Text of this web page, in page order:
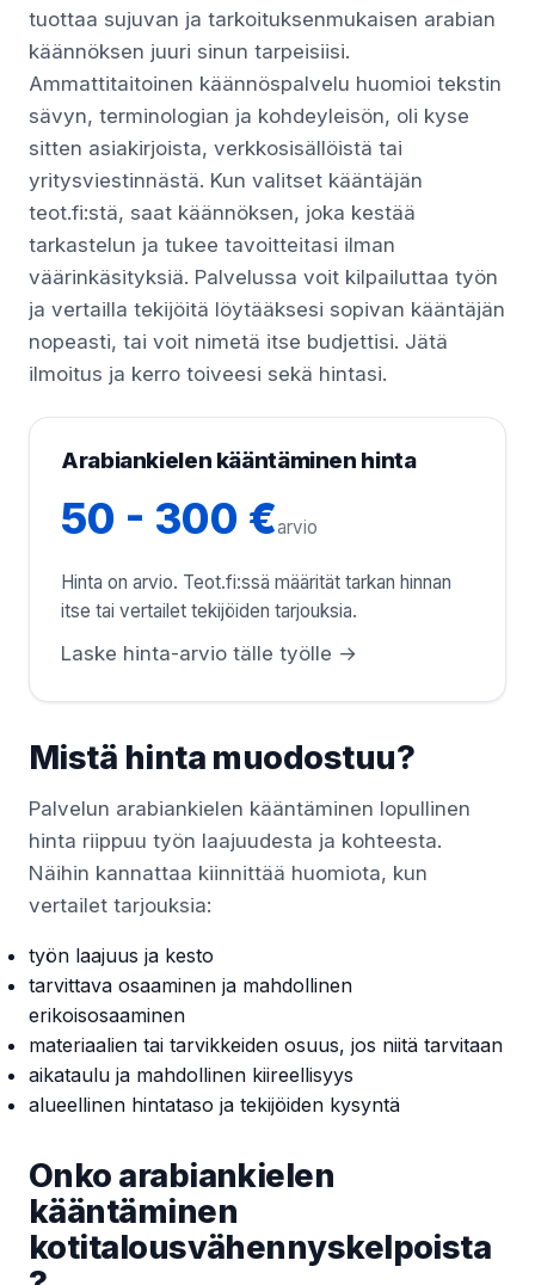
tuottaa sujuvan ja tarkoituksenmukaisen arabian
käännöksen juuri sinun tarpeisiisi.
Ammattitaitoinen käännöspalvelu huomioi tekstin
sävyn, terminologian ja kohdeyleisön, oli kyse
sitten asiakirjoista, verkkosisällöistä tai
yritysviestinnästä. Kun valitset kääntäjän
teot.fi:stä, saat käännöksen, joka kestää
tarkastelun ja tukee tavoitteitasi ilman
väärinkäsityksiä. Palvelussa voit kilpailuttaa työn
ja vertailla tekijöitä löytääksesi sopivan kääntäjän
nopeasti, tai voit nimetä itse budjettisi. Jätä
ilmoitus ja kerro toiveesi sekä hintasi.
Arabiankielen kääntäminen hinta
50 - 300 €arvio
Hinta on arvio. Teot.fi:ssä määrität tarkan hinnan
itse tai vertailet tekijöiden tarjouksia.
Laske hinta-arvio tälle työlle →
Mistä hinta muodostuu?
Palvelun arabiankielen kääntäminen lopullinen
hinta riippuu työn laajuudesta ja kohteesta.
Näihin kannattaa kiinnittää huomiota, kun
vertailet tarjouksia:
työn laajuus ja kesto
tarvittava osaaminen ja mahdollinen
erikoisosaaminen
materiaalien tai tarvikkeiden osuus, jos niitä tarvitaan
aikataulu ja mahdollinen kiireellisyys
alueellinen hintataso ja tekijöiden kysyntä
Onko arabiankielen
kääntäminen
kotitalousvähennyskelpoista